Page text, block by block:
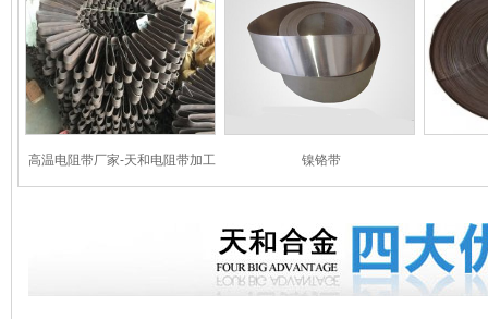
高温电阻带厂家-天和电阻带加工 镍铬带